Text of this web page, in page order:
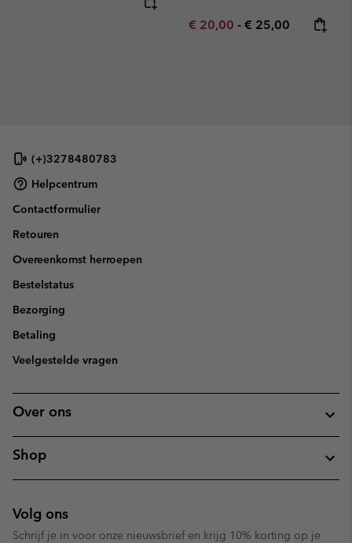
Minimum sale price:
€ 20,00 - Maximum price:
€ 25,00
(+)3278480783
Helpcentrum
Contactformulier
Retouren
Overeenkomst herroepen
Bestelstatus
Bezorging
Betaling
Veelgestelde vragen
Over ons
Shop
Volg ons
Schrijf je in voor onze nieuwsbrief en krijg 10% korting op je